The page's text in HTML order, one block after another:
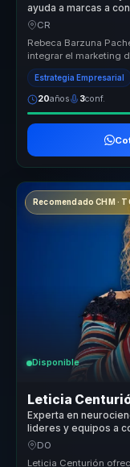
ayuda a marcas a
posicionamiento y
CR
Rebeca Barzuna
integrar el marketing
enfoque únic...
Estrategia Empresarial
20años 3conf.
Recomendado CHM ·
Disponible
Leticia
Experta en
lideres y equipos a
cohesion, criterio y
DO
Leticia Centurión